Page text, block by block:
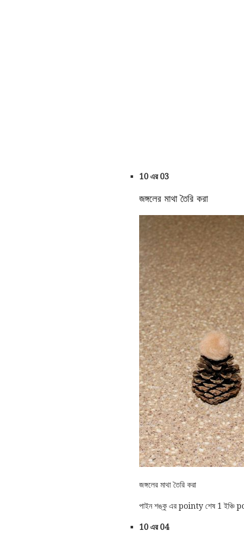
10 এর 03
জঙ্গলের মাথা তৈরি করা
জঙ্গলের মাথা তৈরি করা
পাইন শঙ্কু এর pointy শেষ 1 ইঞ্চি
10 এর 04